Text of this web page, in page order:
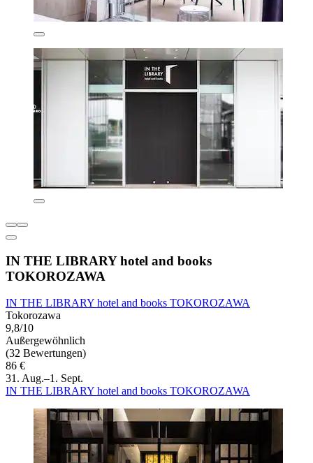
IN THE LIBRARY hotel and books
TOKOROZAWA
IN THE LIBRARY hotel and books TOKOROZAWA
Tokorozawa
9,8/10
Außergewöhnlich
(32 Bewertungen)
86 €
31. Aug.–1. Sept.
IN THE LIBRARY hotel and books TOKOROZAWA